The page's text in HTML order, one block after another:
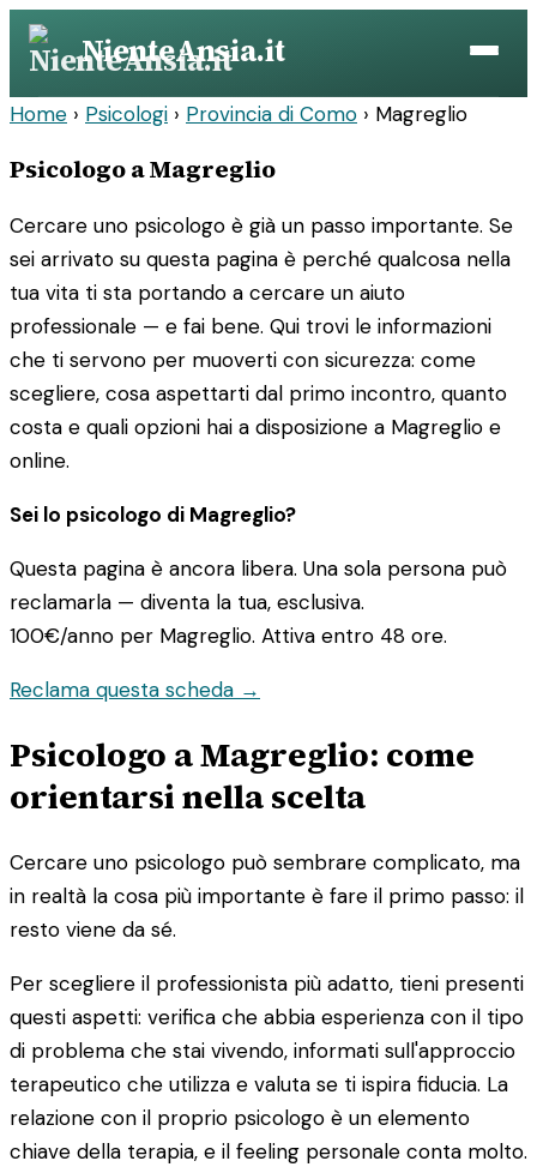
Vai
contenuto
NienteAnsia.it
Home › Psicologi › Provincia di Como › Magreglio
Psicologo a Magreglio
Cercare uno psicologo è già un passo importante. Se
sei arrivato su questa pagina è perché qualcosa nella
tua vita ti sta portando a cercare un aiuto
professionale — e fai bene. Qui trovi le informazioni
che ti servono per muoverti con sicurezza: come
scegliere, cosa aspettarti dal primo incontro, quanto
costa e quali opzioni hai a disposizione a Magreglio e
online.
Sei lo psicologo di Magreglio?
Questa pagina è ancora libera. Una sola persona può
reclamarla — diventa la tua, esclusiva.
100€/anno per Magreglio. Attiva entro 48 ore.
Reclama questa scheda →
Psicologo a Magreglio: come
orientarsi nella scelta
Cercare uno psicologo può sembrare complicato, ma
in realtà la cosa più importante è fare il primo passo: il
resto viene da sé.
Per scegliere il professionista più adatto, tieni presenti
questi aspetti: verifica che abbia esperienza con il tipo
di problema che stai vivendo, informati sull'approccio
terapeutico che utilizza e valuta se ti ispira fiducia. La
relazione con il proprio psicologo è un elemento
chiave della terapia, e il feeling personale conta molto.